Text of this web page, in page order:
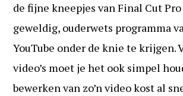
de fijne kneepjes van Final Cut
geweldig, ouderwets programma
YouTube onder de knie te krijgen.
video’s moet je het ook simpel
bewerken van zo’n video kost al